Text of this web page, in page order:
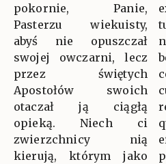
pokornie, Panie,
Pasterzu wiekuisty,
abyś nie opuszczał
swojej owczarni, lecz
przez świętych
Apostołów swoich
otaczał ją ciągłą
opieką. Niech ci
zwierzchnicy nią
kierują, którym jako